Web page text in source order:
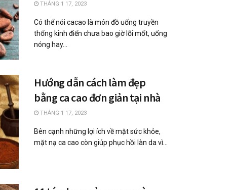
THÁNG 1 17, 2023
Có thể nói cacao là món đồ uống truyền
thống kinh điển chưa bao giờ lỗi mốt, uống
nóng hay...
Hướng dẫn cách làm đẹp
bằng ca cao đơn giản tại nhà
THÁNG 1 17, 2023
Bên cạnh những lợi ích về mặt sức khỏe,
mặt nạ ca cao còn giúp phục hồi làn da vì...